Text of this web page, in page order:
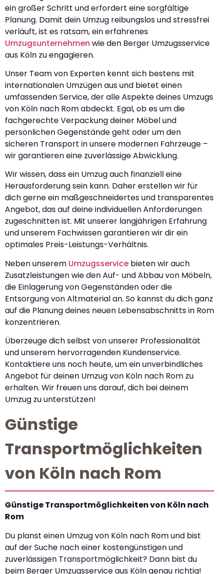
ein großer Schritt und erfordert eine sorgfältige
Planung. Damit dein Umzug reibungslos und stressfrei
verläuft, ist es ratsam, ein erfahrenes
Umzugsunternehmen wie den Berger Umzugsservice
aus Köln zu engagieren.
Unser Team von Experten kennt sich bestens mit
internationalen Umzügen aus und bietet einen
umfassenden Service, der alle Aspekte deines Umzugs
von Köln nach Rom abdeckt. Egal, ob es um die
fachgerechte Verpackung deiner Möbel und
persönlichen Gegenstände geht oder um den
sicheren Transport in unsere modernen Fahrzeuge –
wir garantieren eine zuverlässige Abwicklung.
Wir wissen, dass ein Umzug auch finanziell eine
Herausforderung sein kann. Daher erstellen wir für
dich gerne ein maßgeschneidertes und transparentes
Angebot, das auf deine individuellen Anforderungen
zugeschnitten ist. Mit unserer langjährigen Erfahrung
und unserem Fachwissen garantieren wir dir ein
optimales Preis-Leistungs-Verhältnis.
Neben unserem Umzugsservice bieten wir auch
Zusatzleistungen wie den Auf- und Abbau von Möbeln,
die Einlagerung von Gegenständen oder die
Entsorgung von Altmaterial an. So kannst du dich ganz
auf die Planung deines neuen Lebensabschnitts in Rom
konzentrieren.
Überzeuge dich selbst von unserer Professionalität
und unserem hervorragenden Kundenservice.
Kontaktiere uns noch heute, um ein unverbindliches
Angebot für deinen Umzug von Köln nach Rom zu
erhalten. Wir freuen uns darauf, dich bei deinem
Umzug zu unterstützen!
Günstige
Transportmöglichkeiten
von Köln nach Rom
Günstige Transportmöglichkeiten von Köln nach
Rom
Du planst einen Umzug von Köln nach Rom und bist
auf der Suche nach einer kostengünstigen und
zuverlässigen Transportmöglichkeit? Dann bist du
beim Berger Umzugsservice aus Köln genau richtig!